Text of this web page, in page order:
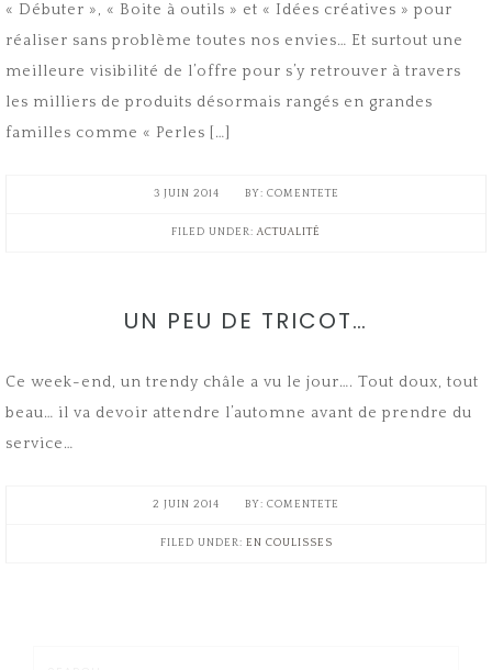
« Débuter », « Boite à outils » et « Idées créatives » pour
réaliser sans problème toutes nos envies… Et surtout une
meilleure visibilité de l’offre pour s’y retrouver à travers
les milliers de produits désormais rangés en grandes
familles comme « Perles […]
3 JUIN 2014 COMENTETE
FILED UNDER:ACTUALITÉ
UN PEU DE TRICOT…
Ce week-end, un trendy châle a vu le jour…. Tout doux, tout
beau… il va devoir attendre l’automne avant de prendre du
service…
2 JUIN 2014 COMENTETE
FILED UNDER: EN COULISSES